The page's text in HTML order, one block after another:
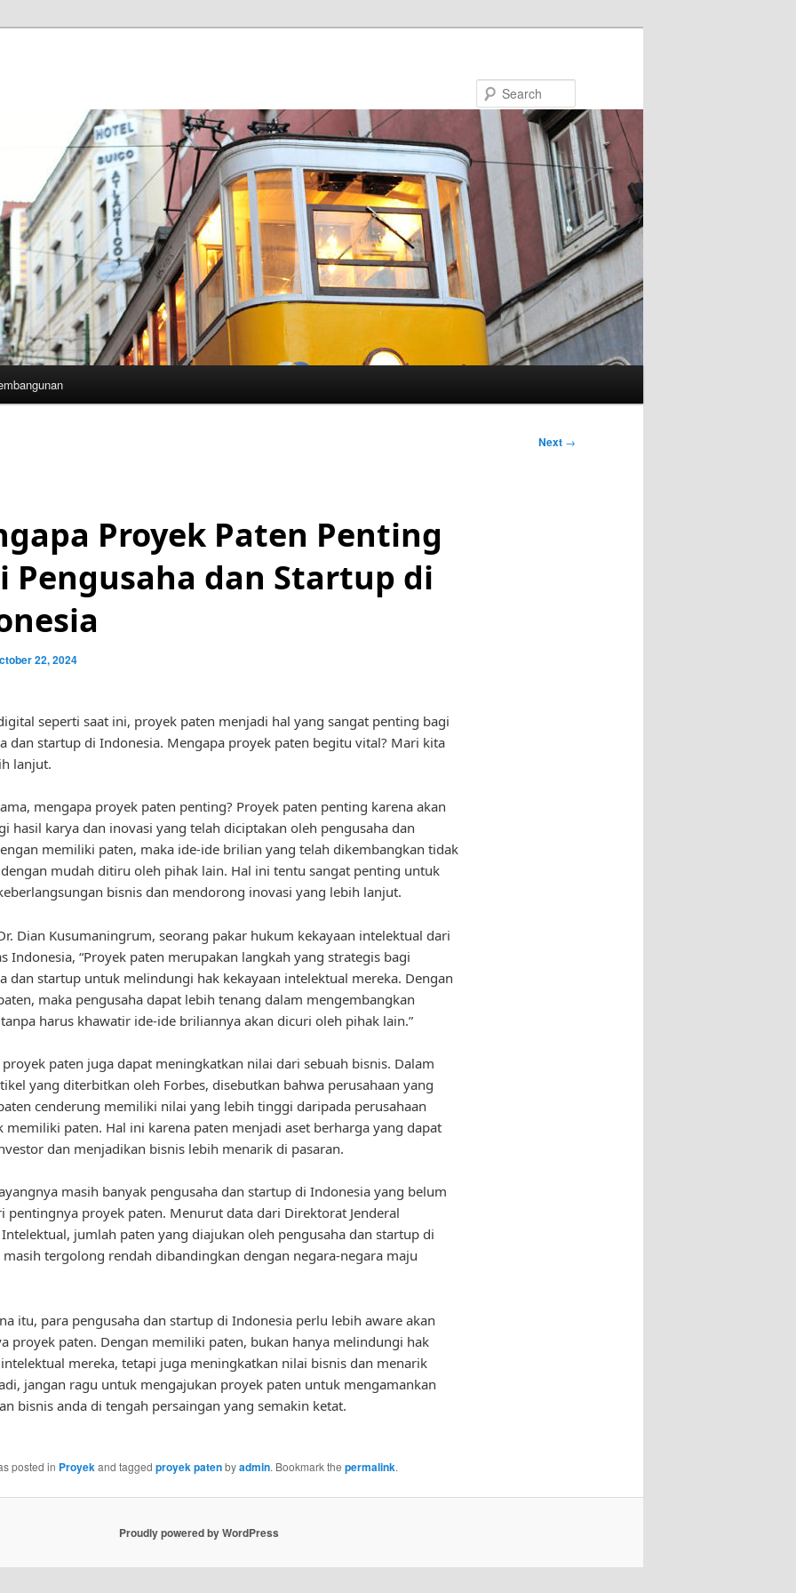
Next →
Proyek Paten Penting
Pengusaha dan Startup di
22, 2024
seperti saat ini, proyek paten menjadi hal yang sangat penting bagi
dan startup di Indonesia. Mengapa proyek paten begitu vital? Mari kita
lanjut.
mengapa proyek paten penting? Proyek paten penting karena akan
hasil karya dan inovasi yang telah diciptakan oleh pengusaha dan
memiliki paten, maka ide-ide brilian yang telah dikembangkan tidak
mudah ditiru oleh pihak lain. Hal ini tentu sangat penting untuk
bisnis dan mendorong inovasi yang lebih lanjut.
Dian Kusumaningrum, seorang pakar hukum kekayaan intelektual dari
Indonesia, “Proyek paten merupakan langkah yang strategis bagi
dan startup untuk melindungi hak kekayaan intelektual mereka. Dengan
maka pengusaha dapat lebih tenang dalam mengembangkan
harus khawatir ide-ide briliannya akan dicuri oleh pihak lain.”
paten juga dapat meningkatkan nilai dari sebuah bisnis. Dalam
yang diterbitkan oleh Forbes, disebutkan bahwa perusahaan yang
cenderung memiliki nilai yang lebih tinggi daripada perusahaan
memiliki paten. Hal ini karena paten menjadi aset berharga yang dapat
dan menjadikan bisnis lebih menarik di pasaran.
masih banyak pengusaha dan startup di Indonesia yang belum
pentingnya proyek paten. Menurut data dari Direktorat Jenderal
Intelektual, jumlah paten yang diajukan oleh pengusaha dan startup di
tergolong rendah dibandingkan dengan negara-negara maju
itu, para pengusaha dan startup di Indonesia perlu lebih aware akan
proyek paten. Dengan memiliki paten, bukan hanya melindungi hak
mereka, tetapi juga meningkatkan nilai bisnis dan menarik
jangan ragu untuk mengajukan proyek paten untuk mengamankan
bisnis anda di tengah persaingan yang semakin ketat.
posted in Proyekand tagged proyek patenbyadmin. Bookmark the permalink.
Proudly powered by WordPress